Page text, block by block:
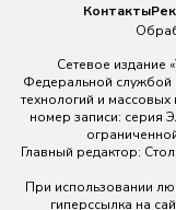
Контакты
Сетевое издание
Федеральной
технологий и
номер записи: серия
Главный редактор:
При использовании
гиперссылка на